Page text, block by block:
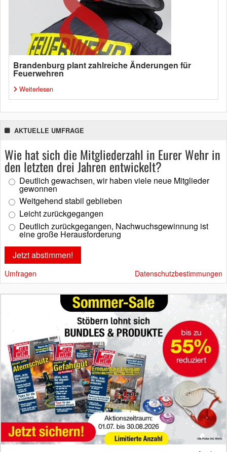
Brandenburg plant zahlreiche Änderungen für
Feuerwehren
Weiterlesen
AKTUELLE UMFRAGE
Wie hat sich die Mitgliederzahl in Eurer Wehr in
den letzten drei Jahren entwickelt?
Deutlich gewachsen, wir haben viele neue Mitglieder
gewonnen
Weitgehend stabil geblieben
Leicht zurückgegangen
Deutlich zurückgegangen, Nachwuchsgewinnung ist
eine große Herausforderung
Umfragen Datenschutzbestimmungen